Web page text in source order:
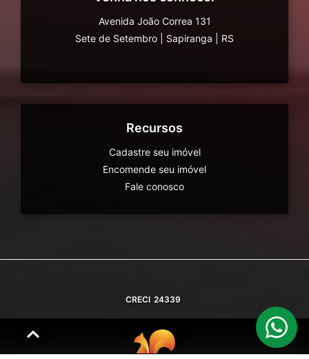
Avenida João Correa 131
Sete de Setembro
Sapiranga RS
Recursos
Cadastre seu imóvel
Encomende seu imóvel
Fale conosco
CRECI 24339